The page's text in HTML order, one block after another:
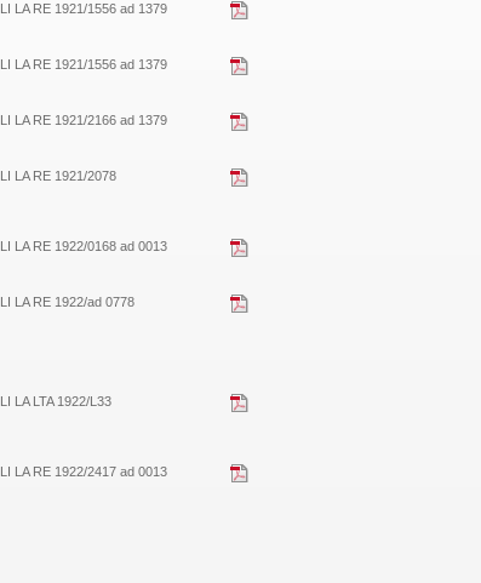
LI LA RE 1921/1556 ad 1379
LI LA RE 1921/1556 ad 1379
LI LA RE 1921/2166 ad 1379
LI LA RE 1921/2078
LI LA RE 1922/0168 ad 0013
LI LA RE 1922/ad 0778
LI LA LTA 1922/L33
LI LA RE 1922/2417 ad 0013